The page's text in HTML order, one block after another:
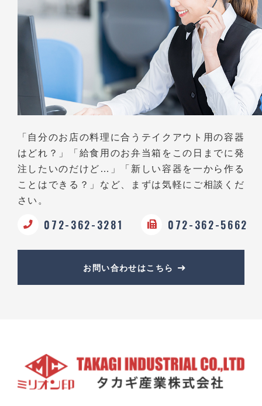
「自分のお店の料理に合うテイクアウト用の容器
はどれ？」
「給食用のお弁当箱をこの日までに発
注したいのだけど…」
「新しい容器を一から作る
ことはできる？」など、
まずは気軽にご相談くだ
さい。
072-362-3281 072-362-5662
お問い合わせはこちら